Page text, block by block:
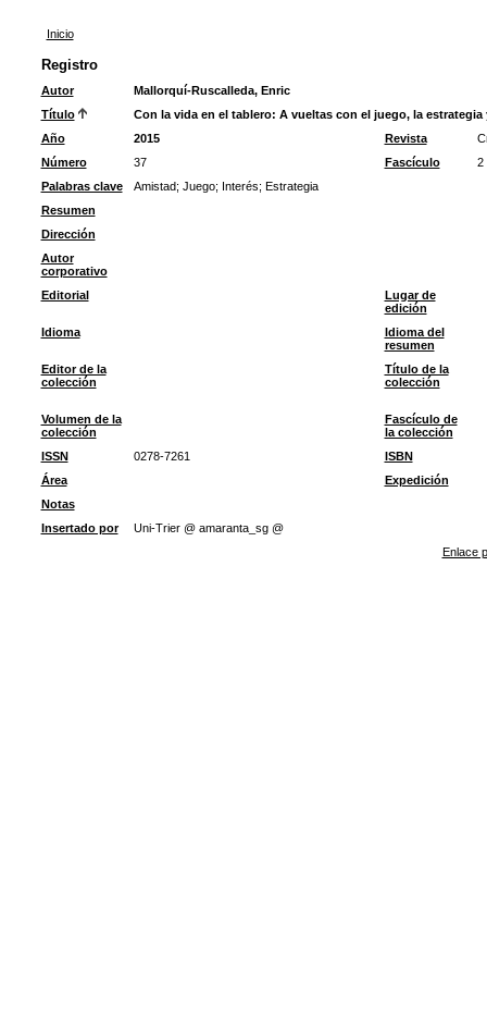
Inicio
Registro
Autor
Mallorquí-Ruscalleda, Enric
Título
Con la vida en el tablero: A vueltas con el juego, la
Año
2015 Revista
Número
37 Fascículo
2
Palabras clave
Amistad; Juego; Interés; Estrategia
Resumen
Dirección
Autor
corporativo
Editorial
Lugar de
edición
Idioma
Idioma del
resumen
Editor de la
colección
Título de la
colección
Volumen de la
colección
Fascículo de
la colección
ISSN
0278-7261
ISBN
Área
Expedición
Notas
Insertado por
Uni-Trier @ amaranta_sg @
Enlace